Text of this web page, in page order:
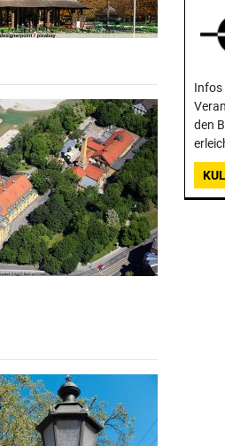
Infos
den